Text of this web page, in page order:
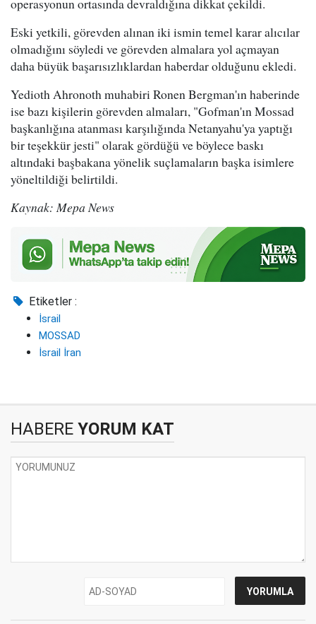
operasyonun ortasında devraldığına dikkat çekildi.
Eski yetkili, görevden alınan iki ismin temel karar alıcılar
olmadığını söyledi ve görevden almalara yol açmayan
daha büyük başarısızlıklardan haberdar olduğunu ekledi.
Yedioth Ahronoth muhabiri Ronen Bergman'ın haberinde
ise bazı kişilerin görevden almaları, "Gofman'ın Mossad
başkanlığına atanması karşılığında Netanyahu'ya yaptığı
bir teşekkür jesti" olarak gördüğü ve böylece baskı
altındaki başbakana yönelik suçlamaların başka isimlere
yöneltildiği belirtildi.
Kaynak: Mepa News
Etiketler :
İsrail
MOSSAD
İsrail İran
HABERE YORUM KAT